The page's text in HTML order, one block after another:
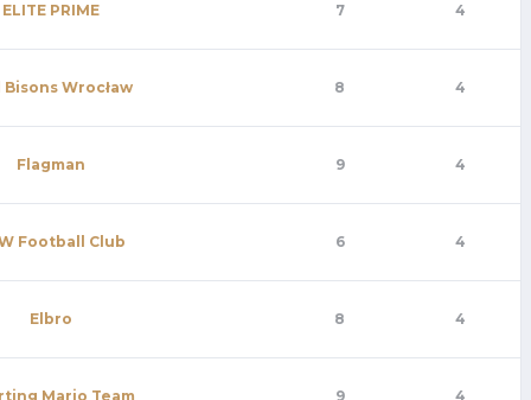
ELITE PRIME 7 4
Bisons Wrocław 8 4
Flagman 9 4
Football Club 6 4
Elbro 8 4
Mario Team 9 4